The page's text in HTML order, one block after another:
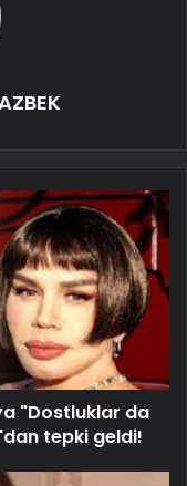
"Dostluklar da
tepki geldi!